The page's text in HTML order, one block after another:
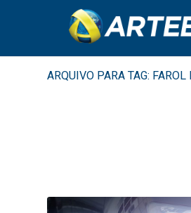
ARQUIVO PARA TAG: